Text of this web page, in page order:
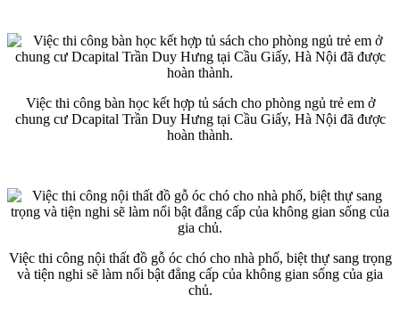
Việc thi công bàn học kết hợp tủ sách cho phòng ngủ trẻ em ở
chung cư Dcapital Trần Duy Hưng tại Cầu Giấy, Hà Nội đã được
hoàn thành.
Việc thi công nội thất đồ gỗ óc chó cho nhà phố, biệt thự sang trọng
và tiện nghi sẽ làm nổi bật đẳng cấp của không gian sống của gia
chủ.